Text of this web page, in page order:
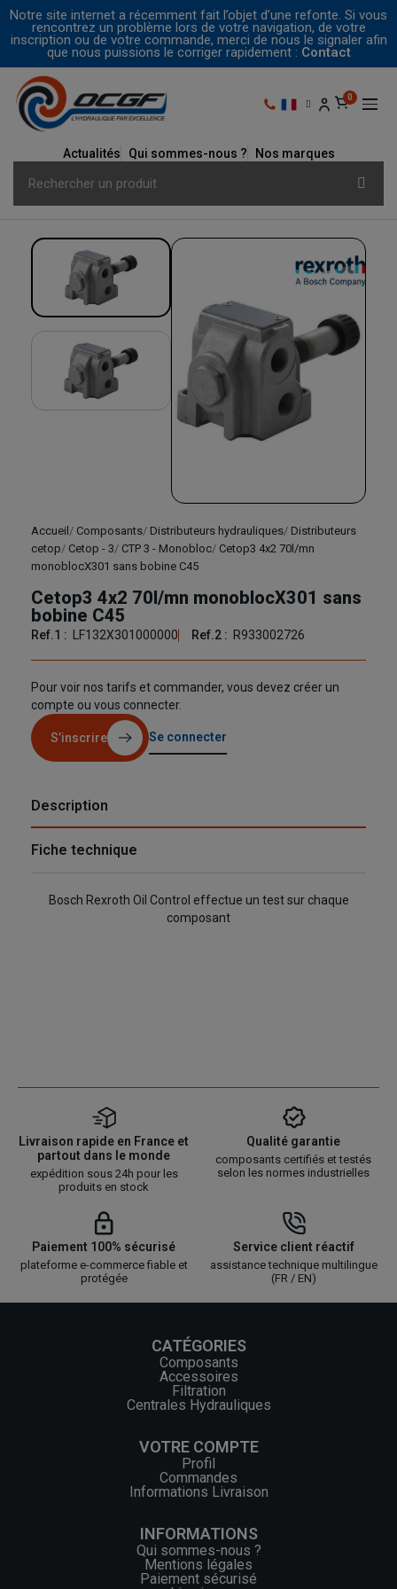
Notre site internet a récemment fait l’objet d’une refonte. Si vous
rencontrez un problème lors de votre navigation, de votre
inscription ou de votre commande, merci de nous le signaler afin
que nous puissions le corriger rapidement : Contact
Actualités Qui sommes-nous ? Nos marques
Accueil Composants Distributeurs hydrauliques Distributeurs
cetop
Cetop - 3 CTP 3 - Monobloc Cetop3 4x2 70l/mn
monoblocX301 sans bobine C45
Cetop3 4x2 70l/mn monoblocX301 sans
bobine C45
Ref.1 : LF132X301000000 Ref.2 : R933002726
Pour voir nos tarifs et commander, vous devez créer un
compte ou vous connecter.
S’inscrire Se connecter
Description
Fiche technique
Bosch Rexroth Oil Control effectue un test sur chaque
composant
Livraison rapide en France et
partout dans le monde
expédition sous 24h pour les
produits en stock
Qualité garantie
composants certifiés et testés
selon les normes industrielles
Paiement 100% sécurisé
plateforme e-commerce fiable et
protégée
Service client réactif
assistance technique multilingue
(FR / EN)
CATÉGORIES
Composants
Accessoires
Filtration
Centrales Hydrauliques
VOTRE COMPTE
Profil
Commandes
Informations Livraison
INFORMATIONS
Qui sommes-nous ?
Mentions légales
Paiement sécurisé